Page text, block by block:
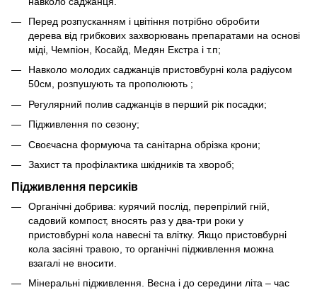
Перед розпусканням і цвітіння потрібно обробити
дерева від грибкових захворювань препаратами на основі
міді, Чемпіон, Косайд, Медян Екстра і т.п;
Навколо молодих саджанців пристовбурні кола радіусом
50см, розпушують та прополюють ;
Регулярний полив саджанців в перший рік посадки;
Підживлення по сезону;
Своєчасна формуюча та санітарна обрізка крони;
Захист та профілактика шкідників та хвороб;
Підживлення персиків
Органічні добрива: курячий послід, перепрілий гній,
садовий компост, вносять раз у два-три роки у
пристовбурні кола навесні та влітку. Якщо пристовбурні
кола засіяні травою, то органічні підживлення можна
взагалі не вносити.
Мінеральні підживлення. Весна і до середини літа – час